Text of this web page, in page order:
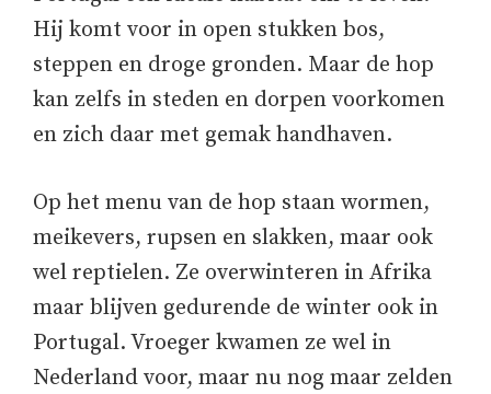
Hij komt voor in open stukken bos,
steppen en droge gronden. Maar de hop
kan zelfs in steden en dorpen voorkomen
en zich daar met gemak handhaven.
Op het menu van de hop staan wormen,
meikevers, rupsen en slakken, maar ook
wel reptielen. Ze overwinteren in Afrika
maar blijven gedurende de winter ook in
Portugal. Vroeger kwamen ze wel in
Nederland voor, maar nu nog maar zelden